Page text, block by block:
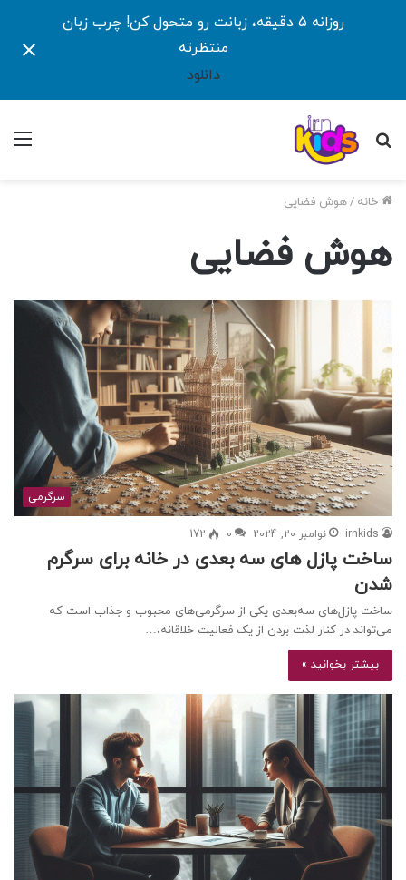
روزانه ۵ دقیقه، زبانت رو متحول کن! چرب زبان
منتظرته
دانلود
جستجو
خانه /هوش فضایی
هوش فضایی
سرگرمی
irnkids نوامبر 20, 2024 0
172
ساخت پازل های سه بعدی در خانه برای سرگرم
شدن
ساخت پازل‌های سه‌بعدی یکی از سرگرمی‌های محبوب و جذاب است که
می‌تواند در کنار لذت بردن از یک فعالیت خلاقانه،…
بیشتر بخوانید »